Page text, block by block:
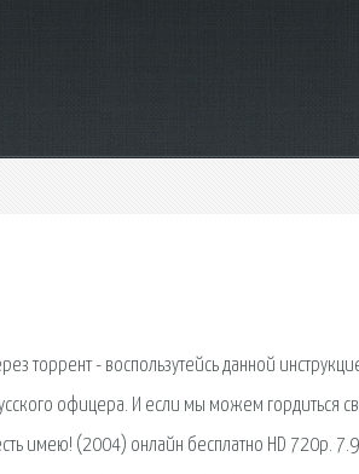
торрент - воспользутейсь данной
офицера. И если мы можем гордиться
имею! (2004) онлайн бесплатно HD 720p.